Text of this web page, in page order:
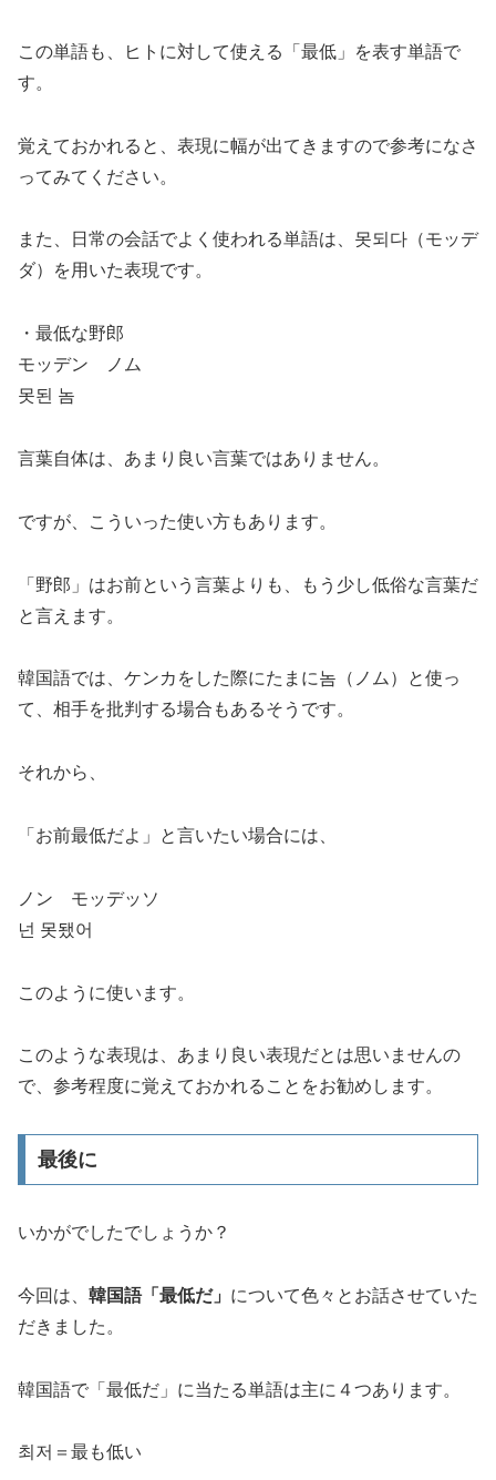
この単語も、ヒトに対して使える「最低」を表す単語で
す。
覚えておかれると、表現に幅が出てきますので参考になさ
ってみてください。
また、
日常の会話でよく使われる単語は、못되다（モッデ
ダ）
を用いた表現です。
・最低な野郎
モッデン ノム
못된 놈
言葉自体は、あまり良い言葉ではありません。
ですが、こういった使い方もあります。
「野郎」はお前という言葉よりも、もう少し低俗な言葉だ
と言えます。
韓国語では、ケンカをした際にたまに놈（ノム）と使っ
て、相手を批判する場合もあるそうです。
それから、
「お前最低だよ」 と言いたい場合には、
ノン モッデッソ
넌 못됐어
このように使います。
このような表現は、あまり良い表現だとは思いませんの
で、参考程度に覚えておかれることをお勧めします。
最後に
いかがでしたでしょうか？
今回は、 韓国語「最低だ」 について色々とお話させていた
だきました。
韓国語で「最低だ」に当たる単語は主に４つあります。
최저＝最も低い